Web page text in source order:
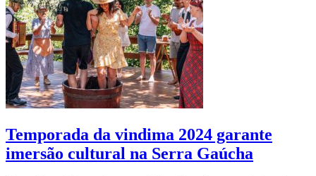
Temporada da vindima 2024 garante
imersão cultural na Serra Gaúcha